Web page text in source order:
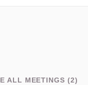
ALL MEETINGS (2)